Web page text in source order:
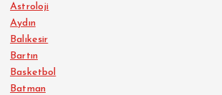
Astroloji
Aydın
Balıkesir
Bartın
Basketbol
Batman